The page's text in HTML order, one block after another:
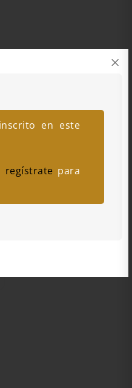
en este
regístrate para